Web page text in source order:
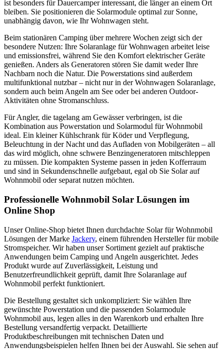
ist besonders für Dauercamper interessant, die länger an einem Ort
bleiben. Sie positionieren die Solarmodule optimal zur Sonne,
unabhängig davon, wie Ihr Wohnwagen steht.
Beim stationären Camping über mehrere Wochen zeigt sich der
besondere Nutzen: Ihre Solaranlage für Wohnwagen arbeitet leise
und emissionsfrei, während Sie den Komfort elektrischer Geräte
genießen. Anders als Generatoren stören Sie damit weder Ihre
Nachbarn noch die Natur. Die Powerstations sind außerdem
multifunktional nutzbar – nicht nur in der Wohnwagen Solaranlage,
sondern auch beim Angeln am See oder bei anderen Outdoor-
Aktivitäten ohne Stromanschluss.
Für Angler, die tagelang am Gewässer verbringen, ist die
Kombination aus Powerstation und Solarmodul für Wohnmobil
ideal. Ein kleiner Kühlschrank für Köder und Verpflegung,
Beleuchtung in der Nacht und das Aufladen von Mobilgeräten – all
das wird möglich, ohne schwere Benzingeneratoren mitschleppen
zu müssen. Die kompakten Systeme passen in jeden Kofferraum
und sind in Sekundenschnelle aufgebaut, egal ob Sie Solar auf
Wohnmobil oder separat nutzen möchten.
Professionelle Wohnmobil Solar Lösungen im
Online Shop
Unser Online-Shop bietet Ihnen durchdachte Solar für Wohnmobil
Lösungen der Marke Jackery, einem führenden Hersteller für mobile
Stromspeicher. Wir haben unser Sortiment gezielt auf praktische
Anwendungen beim Camping und Angeln ausgerichtet. Jedes
Produkt wurde auf Zuverlässigkeit, Leistung und
Benutzerfreundlichkeit geprüft, damit Ihre Solaranlage auf
Wohnmobil perfekt funktioniert.
Die Bestellung gestaltet sich unkompliziert: Sie wählen Ihre
gewünschte Powerstation und die passenden Solarmodule
Wohnmobil aus, legen alles in den Warenkorb und erhalten Ihre
Bestellung versandfertig verpackt. Detaillierte
Produktbeschreibungen mit technischen Daten und
Anwendungsbeispielen helfen Ihnen bei der Auswahl. Sie sehen auf